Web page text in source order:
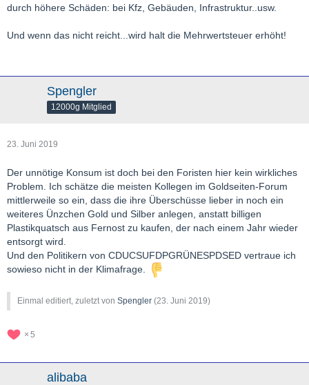
durch höhere Schäden: bei Kfz, Gebäuden, Infrastruktur..usw.
Und wenn das nicht reicht...wird halt die Mehrwertsteuer erhöht!
Spengler
12000g Mitglied
23. Juni 2019
Der unnötige Konsum ist doch bei den Foristen hier kein wirkliches
Problem. Ich schätze die meisten Kollegen im Goldseiten-Forum
mittlerweile so ein, dass die ihre Überschüsse lieber in noch ein
weiteres Ünzchen Gold und Silber anlegen, anstatt billigen
Plastikquatsch aus Fernost zu kaufen, der nach einem Jahr wieder
entsorgt wird.
Und den Politikern von CDUCSUFDPGRÜNESPDSED vertraue ich
sowieso nicht in der Klimafrage.
Einmal editiert, zuletzt von Spengler (23. Juni 2019)
5
alibaba